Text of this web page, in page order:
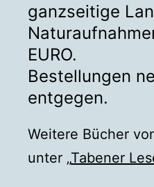
ganzseitige
EURO.
Bestellungen
entgegen.
Weitere Bücher
unter „Tabener